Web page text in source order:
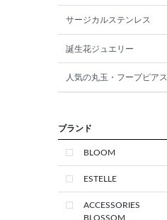
サージカルステンレス
誕生花ジュエリー
人気の丸玉・フープピアス
ブランド
BLOOM
ESTELLE
ACCESSORIES
BLOSSOM